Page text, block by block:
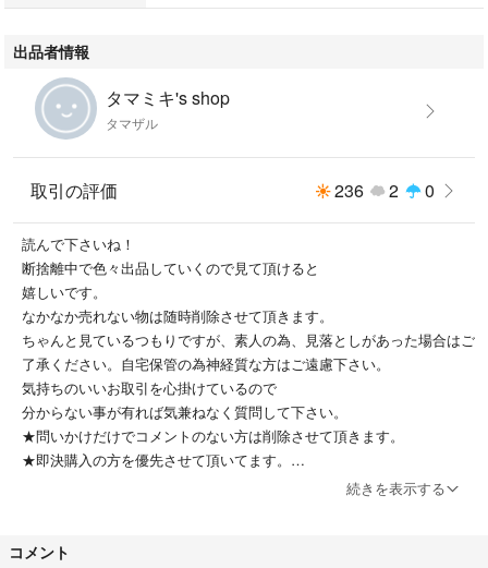
出品者情報
タマミキ's shop
タマザル
取引の評価 236 2 0
読んで下さいね！
断捨離中で色々出品していくので見て頂けると
嬉しいです。
なかなか売れない物は随時削除させて頂きます。
ちゃんと見ているつもりですが、素人の為、見落としがあった場合はご
了承ください。自宅保管の為神経質な方はご遠慮下さい。
気持ちのいいお取引を心掛けているので
分からない事が有れば気兼ねなく質問して下さい。
★問いかけだけでコメントのない方は削除させて頂きます。
★即決購入の方を優先させて頂いてます。
★受け取った商品が思ったのと違った為に評価を下げるのはやめて下さ
★注意: なるべくコンパクトに(圧縮＆折り畳み)配送するのでご了承下
続きを表示する
コメント